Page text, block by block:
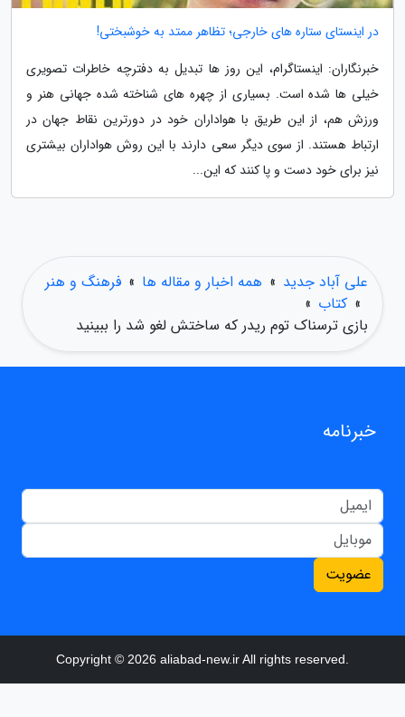
در اینستای ستاره های خارجی؛ تظاهر ممتد به خوشبختی!
خبرنگاران: اینستاگرام، این روز ها تبدیل به دفترچه خاطرات تصویری
خیلی ها شده است. بسیاری از چهره های شناخته شده جهانی هنر و
ورزش هم، از این طریق با هواداران خود در دورترین نقاط جهان در
ارتباط هستند. از سوی دیگر سعی دارند با این روش هواداران بیشتری
نیز برای خود دست و پا کنند که این...
علی آباد جدید » همه اخبار و مقاله ها » فرهنگ و هنر
» کتاب »
بازی ترسناک توم ریدر که ساختش لغو شد را ببینید
خبرنامه
عضویت
Copyright © 2026 aliabad-new.ir All rights reserved.